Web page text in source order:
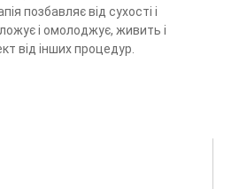
позбавляє від сухості і
і омолоджує, живить і
від інших процедур.